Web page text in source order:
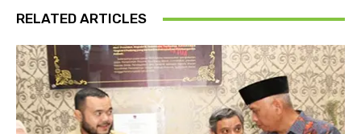
RELATED ARTICLES